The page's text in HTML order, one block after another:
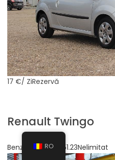
17 €/ ZiRezervă
Renault Twingo
BenzinăManuală51.23Nelimitat
RO